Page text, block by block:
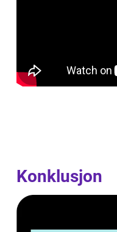
Konklusjon